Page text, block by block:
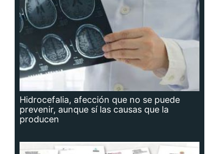
Hidrocefalia, afección que no se puede
prevenir, aunque sí las causas que la
producen